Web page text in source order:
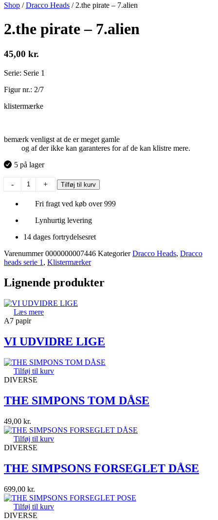
Shop /Dracco Heads / 2.the pirate – 7.alien
2.the pirate – 7.alien
45,00 kr.
Serie: Serie 1
Figur nr.: 2/7
klistermærke
bemærk venligst at de er meget gamle
og af der ikke kan garanteres for af de kan klistre mere.
5 på lager
-
7.alien
+ Tilføj til kurv
Fri fragt ved køb over 999
Lynhurtig levering
14 dages fortrydelsesret
Varenummer0000000007446 Kategorier Dracco Heads, Dracco
heads serie 1 , Klistermærker
Lignende produkter
Læs mere
A7 papir
VI UDVIDRE LIGE
Tilføj til kurv
DIVERSE
THE SIMPONS TOM DÅSE
49,00 kr.
Tilføj til kurv
DIVERSE
THE SIMPSONS FORSEGLET DÅSE
699,00 kr.
Tilføj til kurv
DIVERSE